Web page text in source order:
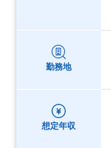
勤務地
想定年収